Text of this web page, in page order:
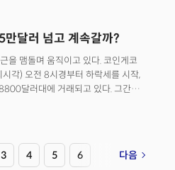
달러 넘고 계속갈까?
을 맴돌며 움직이고 있다. 코인게코
각) 오전 8시경부터 하락세를 시작,
달러대에 거래되고 있다. 그간
현물 상장지수펀드(ETF) 승인 이후, 미국
이 겹쳐 상승세를 보인 끝에 12일 오전
로 꼽히는 10년 만기 미국 국채 수익률은
위험자산으로 분류되는 스탠더드푸어스
3 4 5 6 다음